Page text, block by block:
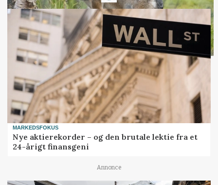
MARKEDSFOKUS
Nye aktierekorder – og den brutale lektie fra et
24-årigt finansgeni
Annonce